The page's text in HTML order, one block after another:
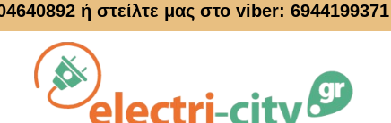
ή στείλτε μας στο viber: 6944199371